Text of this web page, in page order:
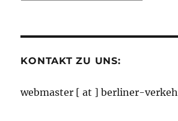
KONTAKT ZU UNS:
webmaster [ at ] berliner-